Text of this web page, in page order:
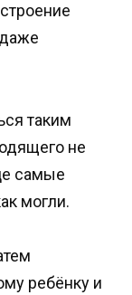
таким
не
самые
могли.
ребёнку и